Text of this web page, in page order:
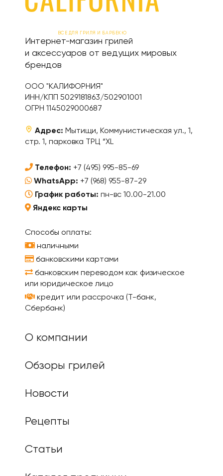
ВСЕ ДЛЯ ГРИЛЯ И БАРБЕКЮ
Интернет-магазин грилей
и аксессуаров от ведущих мировых
брендов
ООО "КАЛИФОРНИЯ"
ИНН/КПП 5029181863/502901001
ОГРН 1145029000687
Адрес: Мытищи, Коммунистическая ул., 1,
стр. 1, парковка ТРЦ “XL
Телефон: +7 (495) 995-85-69
WhatsApp: +7 (968) 955-87-29
График работы: пн-вс 10.00-21.00
Яндекс карты
Способы оплаты:
наличными
банковскими картами
банковским переводом как физическое
или юридическое лицо
кредит или рассрочка (Т-банк,
Сбербанк)
О компании
Обзоры грилей
Новости
Рецепты
Статьи